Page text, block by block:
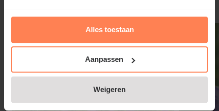
Alles toestaan
Aanpassen
Weigeren
Veelgestelde vragen over Astrantia
major:
Is Astrantia major een vaste plant?
Gerelateerde producten